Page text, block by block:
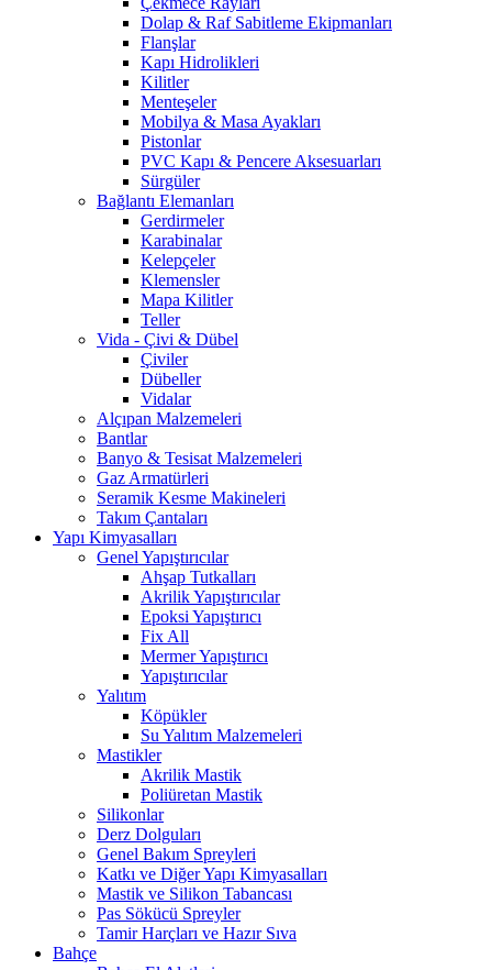
Dolap & Raf Sabitleme Ekipmanları
Flanşlar
Kapı Hidrolikleri
Kilitler
Menteşeler
Mobilya & Masa Ayakları
Pistonlar
PVC Kapı & Pencere Aksesuarları
Sürgüler
Bağlantı Elemanları
Gerdirmeler
Karabinalar
Kelepçeler
Klemensler
Mapa Kilitler
Teller
Vida - Çivi & Dübel
Çiviler
Dübeller
Vidalar
Alçıpan Malzemeleri
Bantlar
Banyo & Tesisat Malzemeleri
Gaz Armatürleri
Seramik Kesme Makineleri
Takım Çantaları
Yapı Kimyasalları
Genel Yapıştırıcılar
Ahşap Tutkalları
Akrilik Yapıştırıcılar
Epoksi Yapıştırıcı
Fix All
Mermer Yapıştırıcı
Yapıştırıcılar
Yalıtım
Köpükler
Su Yalıtım Malzemeleri
Mastikler
Akrilik Mastik
Poliüretan Mastik
Silikonlar
Derz Dolguları
Genel Bakım Spreyleri
Katkı ve Diğer Yapı Kimyasalları
Mastik ve Silikon Tabancası
Pas Sökücü Spreyler
Tamir Harçları ve Hazır Sıva
Bahçe